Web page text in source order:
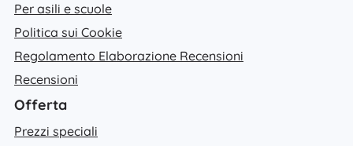
Per asili e scuole
Politica sui Cookie
Regolamento Elaborazione Recensioni
Recensioni
Offerta
Prezzi speciali